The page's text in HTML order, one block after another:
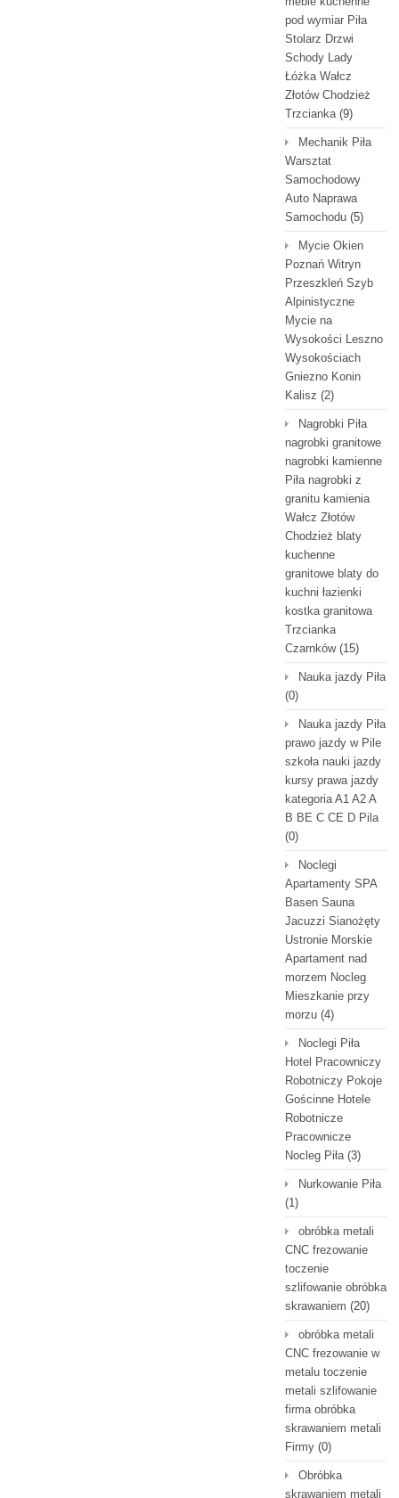
pod wymiar Piła
Stolarz Drzwi
Schody Lady
Łóżka Wałcz
Złotów Chodzież
Trzcianka(9)
Mechanik Piła
Warsztat
Samochodowy
Auto Naprawa
Samochodu (5)
Mycie Okien
Poznań Witryn
Przeszkleń Szyb
Alpinistyczne
Mycie na
Wysokości Leszno
Wysokościach
Gniezno Konin
Kalisz (2)
Nagrobki Piła
nagrobki granitowe
nagrobki kamienne
Piła nagrobki z
granitu kamienia
Wałcz Złotów
Chodzież blaty
kuchenne
granitowe blaty do
kuchni łazienki
kostka granitowa
Trzcianka
Czarnków(15)
Nauka jazdy Piła
(0)
Nauka jazdy Piła
prawo jazdy w Pile
szkoła nauki jazdy
kursy prawa jazdy
kategoria A1 A2 A
B BE C CE D Pila
(0)
Noclegi
Apartamenty SPA
Basen Sauna
Jacuzzi Sianożęty
Ustronie Morskie
Apartament nad
morzem Nocleg
Mieszkanie przy
morzu (4)
Noclegi Piła
Hotel Pracowniczy
Robotniczy Pokoje
Gościnne Hotele
Robotnicze
Pracownicze
Nocleg Piła(3)
Nurkowanie Piła
(1)
obróbka metali
CNC frezowanie
toczenie
szlifowanie obróbka
skrawaniem (20)
obróbka metali
CNC frezowanie w
metalu toczenie
metali szlifowanie
firma obróbka
skrawaniem metali
Firmy (0)
Obróbka
skrawaniem metali